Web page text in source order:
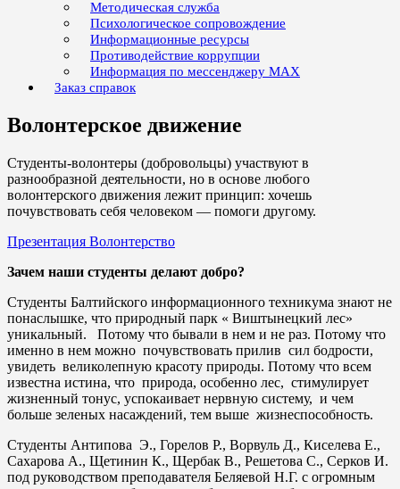
Методическая служба
Психологическое сопровождение
Информационные ресурсы
Противодействие коррупции
Информация по мессенджеру MAX
Заказ справок
Волонтерское движение
Студенты-волонтеры (добровольцы) участвуют в
разнообразной деятельности, но в основе любого
волонтерского движения лежит принцип: хочешь
почувствовать себя человеком — помоги другому.
Презентация Волонтерство
Зачем наши студенты делают добро?
Студенты Балтийского информационного техникума знают не
понаслышке, что природный парк « Виштынецкий лес»
уникальный. Потому что бывали в нем и не раз. Потому что
именно в нем можно почувствовать прилив сил бодрости,
увидеть великолепную красоту природы. Потому что всем
известна истина, что природа, особенно лес, стимулирует
жизненный тонус, успокаивает нервную систему, и чем
больше зеленых насаждений, тем выше жизнеспособность.
Студенты Антипова Э., Горелов Р., Ворвуль Д., Киселева Е.,
Сахарова А., Щетинин К., Щербак В., Решетова С., Серков И.
под руководством преподавателя Беляевой Н.Г. с огромным